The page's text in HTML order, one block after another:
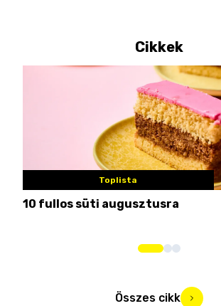
Cikkek
Toplista
10 fullos süti augusztusra
Összes cikk